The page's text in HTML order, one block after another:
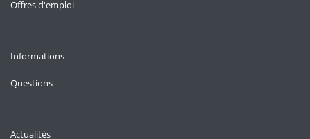
Offres d'emploi
Informations
Questions
Actualités